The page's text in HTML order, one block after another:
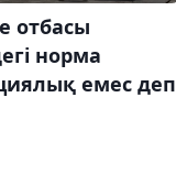
отбасы
норма
емес деп